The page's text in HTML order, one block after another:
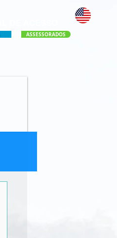
ASSESSORADOS